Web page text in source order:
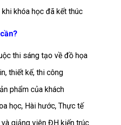
khóa học đã kết thúc
thi sáng tạo về đồ họa
thiết kế, thi công
phẩm của khách
học, Hài hước, Thực tế
giảng viên ĐH kiến trúc